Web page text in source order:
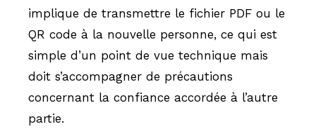
implique de transmettre le fichier PDF ou le
QR code à la nouvelle personne, ce qui est
simple d’un point de vue technique mais
doit s’accompagner de précautions
concernant la confiance accordée à l’autre
partie.